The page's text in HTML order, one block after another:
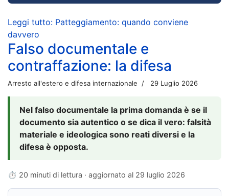
Leggi tutto: Patteggiamento: quando conviene
davvero
Falso documentale e
contraffazione: la difesa
Arresto all'estero e difesa internazionale 29 Luglio 2026
Nel falso documentale la prima domanda è se il
documento sia autentico o se dica il vero: falsità
materiale e ideologica sono reati diversi e la
difesa è opposta.
⏱ 20 minuti di lettura · aggiornato al 29 luglio 2026